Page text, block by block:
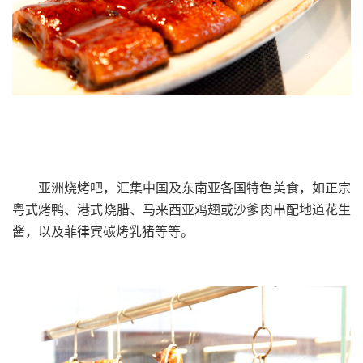
亚洲烧烤吧，汇集中国及东南亚各国特色美食，如正宗
粤式烤鸭、港式烧腊、马来西亚鸡翅或沙爹肉串配地道花生
酱，以及菲律宾碳烤乳猪等等。